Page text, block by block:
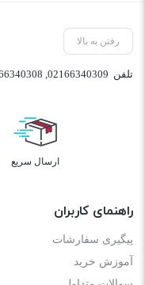
رفتن به بالا
تلفن 02166340309
ارسال سریع
راهنمای کاربران
پیگیری سفارشات
آموزش خرید